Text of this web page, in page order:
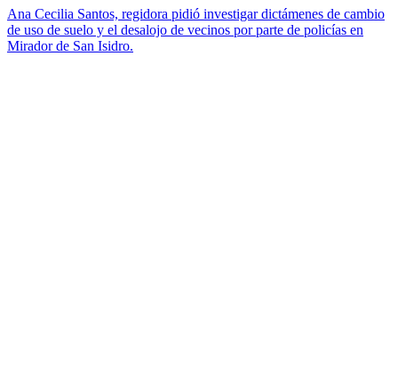
Ana Cecilia Santos, regidora pidió investigar dictámenes de cambio
de uso de suelo y el desalojo de vecinos por parte de policías en
Mirador de San Isidro.